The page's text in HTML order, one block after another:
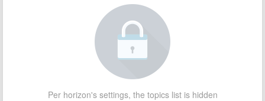
Per horizon's settings, the topics list is hidden